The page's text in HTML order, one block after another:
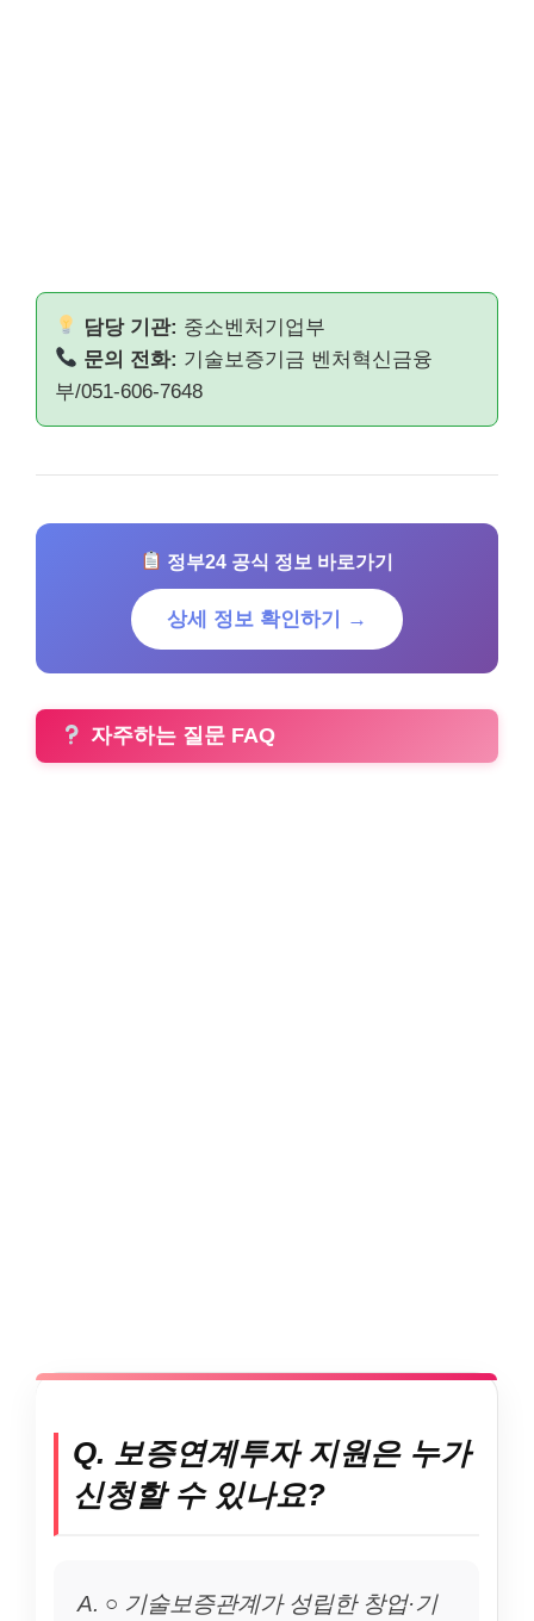
담당 기관: 중소벤처기업부
문의 전화: 기술보증기금 벤처혁신금융
부/051-606-7648
정부24 공식 정보 바로가기
상세 정보 확인하기 →
자주하는 질문 FAQ
Q. 보증연계투자 지원은 누가
신청할 수 있나요?
A. ○ 기술보증관계가 성립한 창업·기